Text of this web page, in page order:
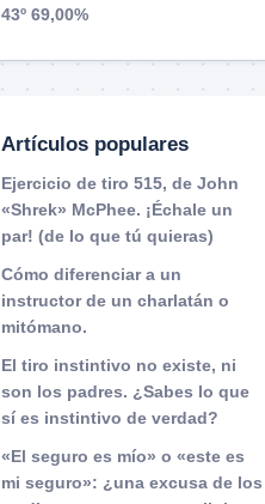
43º 69,00%
Artículos populares
Ejercicio de tiro 515, de John
«Shrek» McPhee. ¡Échale un
par! (de lo que tú quieras)
Cómo diferenciar a un
instructor de un charlatán o
mitómano.
El tiro instintivo no existe, ni
son los padres. ¿Sabes lo que
sí es instintivo de verdad?
«El seguro es mío» o «este es
mi seguro»: ¿una excusa de los